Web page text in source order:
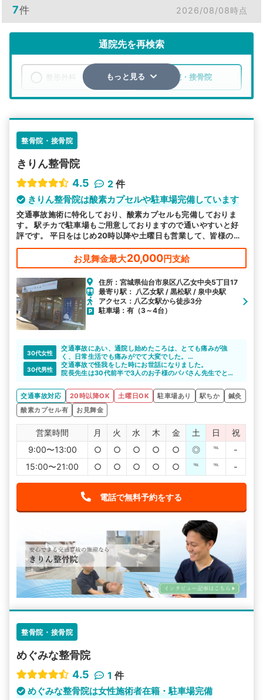
7件 2026/08/08時点
通院先を再検索
整骨院・接骨院
その他の検索方法
駅から探す 院名から探す
もっと見る
整骨院・接骨院
きりん整骨院
4.5
2 件
きりん整骨院は酸素カプセルや駐車場完備しています
交通事故施術に特化しており、酸素カプセルも完備しておりま
す。 駅チカで駐車場もご用意しておりますので通いやすいと好
評です。 平日をはじめ20時以降や土曜日も営業して、皆様のお
越しをお待ちしております。
お見舞金最大20,000円支給
住所：宮城県仙台市泉区八乙女中央5丁目17
最寄り駅： 八乙女駅 / 黒松駅 / 泉中央駅
アクセス：八乙女駅から徒歩3分
駐車場：有（3～4台）
30代女性
交通事故にあい、通院し始めたころは、とても痛みが強
く、日常生活でも痛みがでて大変でした。
とても分かりやすい説明、的確な施術にすごく驚きまし
た。
調整していただけるので、無理なく施術を受けることが出
来ます。
交通事故で困ってる友人がいたら私も紹介したいと思いま
す。
30代男性
交通事故で怪我をした時にお世話になりました。
院長先生は30代前半で3人のお子様のパパさん先生でとて
しっかりと個別の空間も作られており安心して施術を受け
られます。
酸素ボックスもオススメで疲れた時などに入るとスッキリ
します！二日酔いにもオススメです^ ^
してみようと思います！
交通事故対応 20時以降OK 土曜日OK 駐車場あり 駅ちか
鍼灸
酸素カプセル有
お見舞金
営業時間 月 火 水 木 金 土 日
祝
9:00〜13:00
○ ○ ○ ○ ○ ◎ ℡
-
15:00〜21:00
○ ○ ○ ○ ○ ℡ ℡ -
電話で無料予約をする
整骨院・接骨院
めぐみな整骨院
4.5
1 件
めぐみな整骨院は女性施術者在籍・駐車場完備